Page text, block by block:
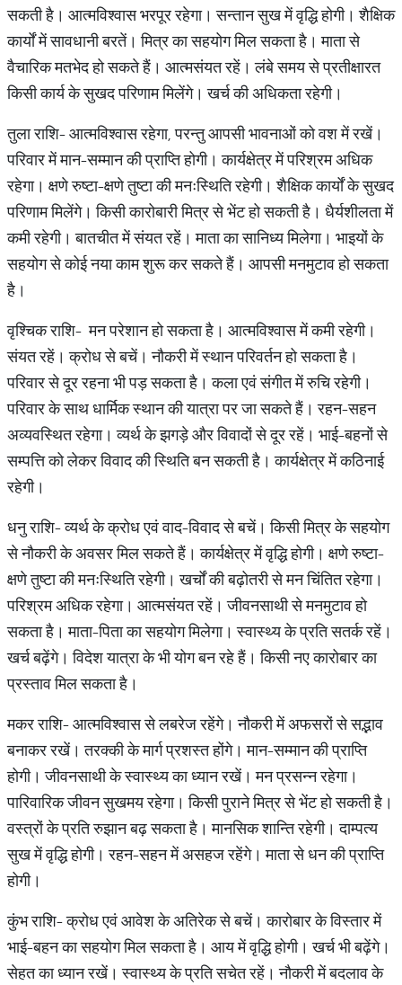
सकती है। आत्मविश्वास भरपूर रहेगा। सन्तान सुख में वृद्धि होगी। शैक्षिक
कार्यों में सावधानी बरतें। मित्र का सहयोग मिल सकता है। माता से
वैचारिक मतभेद हो सकते हैं। आत्मसंयत रहें। लंबे समय से प्रतीक्षारत
किसी कार्य के सुखद परिणाम मिलेंगे। खर्च की अधिकता रहेगी।
तुला राशि- आत्मविश्वास रहेगा, परन्तु आपसी भावनाओं को वश में रखें।
परिवार में मान-सम्मान की प्राप्ति होगी। कार्यक्षेत्र में परिश्रम अधिक
रहेगा। क्षणे रुष्टा-क्षणे तुष्टा की मनःस्थिति रहेगी। शैक्षिक कार्यों के सुखद
परिणाम मिलेंगे। किसी कारोबारी मित्र से भेंट हो सकती है। धैर्यशीलता में
कमी रहेगी। बातचीत में संयत रहें। माता का सानिध्य मिलेगा। भाइयों के
सहयोग से कोई नया काम शुरू कर सकते हैं। आपसी मनमुटाव हो सकता
है।
वृश्चिक राशि- मन परेशान हो सकता है। आत्मविश्वास में कमी रहेगी।
संयत रहें। क्रोध से बचें। नौकरी में स्थान परिवर्तन हो सकता है।
परिवार से दूर रहना भी पड़ सकता है। कला एवं संगीत में रुचि रहेगी।
परिवार के साथ धार्मिक स्थान की यात्रा पर जा सकते हैं। रहन-सहन
अव्यवस्थित रहेगा। व्यर्थ के झगड़े और विवादों से दूर रहें। भाई-बहनों से
सम्पत्ति को लेकर विवाद की स्थिति बन सकती है। कार्यक्षेत्र में कठिनाई
रहेगी।
धनु राशि- व्यर्थ के क्रोध एवं वाद-विवाद से बचें। किसी मित्र के सहयोग
से नौकरी के अवसर मिल सकते हैं। कार्यक्षेत्र में वृद्धि होगी। क्षणे रुष्टा-
क्षणे तुष्टा की मनःस्थिति रहेगी। खर्चों की बढ़ोतरी से मन चिंतित रहेगा।
परिश्रम अधिक रहेगा। आत्मसंयत रहें। जीवनसाथी से मनमुटाव हो
सकता है। माता-पिता का सहयोग मिलेगा। स्वास्थ्‍य के प्रति सतर्क रहें।
खर्च बढ़ेंगे। व‍िदेश यात्रा के भी योग बन रहे हैं। क‍िसी नए कारोबार का
प्रस्‍ताव म‍िल सकता है।
मकर राशि- आत्मविश्वास से लबरेज रहेंगे। नौकरी में अफसरों से सद्भाव
बनाकर रखें। तरक्की के मार्ग प्रशस्त होंगे। मान-सम्मान की प्राप्ति
होगी। जीवनसाथी के स्वास्थ्य का ध्यान रखें। मन प्रसन्न रहेगा।
पारिवारिक जीवन सुखमय रहेगा। किसी पुराने मित्र से भेंट हो सकती है।
वस्त्रों के प्रति रुझान बढ़ सकता है। मानसिक शान्ति रहेगी। दाम्पत्य
सुख में वृद्धि होगी। रहन-सहन में असहज रहेंगे। माता से धन की प्राप्ति
होगी।
कुंभ राशि- क्रोध एवं आवेश के अतिरेक से बचें। कारोबार के विस्तार में
भाई-बहन का सहयोग मिल सकता है। आय में वृद्धि होगी। खर्च भी बढ़ेंगे।
सेहत का ध्यान रखें। स्वास्थ्‍य के प्रति सचेत रहें। नौकरी में बदलाव के